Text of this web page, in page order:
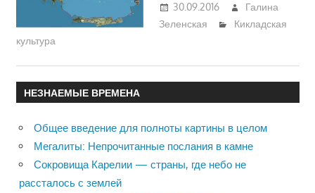
30.09.2016
Галина
Зеленская
Кикладская
культура
НЕЗНАЕМЫЕ ВРЕМЕНА
Общее введение для полноты картины в целом
Мегалиты: Непрочитанные послания в камне
Сокровища Карелии — страны, где небо не
рассталось с землей